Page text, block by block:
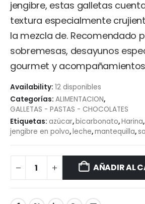
jengibre, estas galletas
textura especialmente
la mezcla de. Recomendado
sobremesas, desayunos
gourmet y
Availability: 12 disponibles
Categorías: ALIMENTACION,
GALLETAS - PASTAS - CHOCOLATES
Etiquetas: azúcar,bicarbonato,Harina,
jengibre en polvo,leche,mantequilla,
AÑADIR AL